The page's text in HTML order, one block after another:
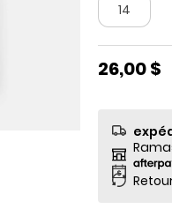
14
26,00 $